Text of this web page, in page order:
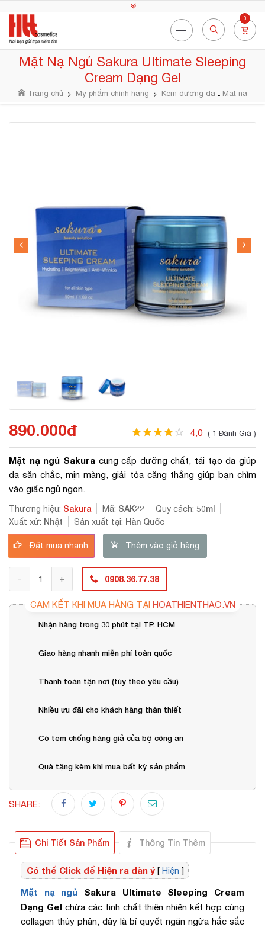
0
Mặt Nạ Ngủ Sakura Ultimate Sleeping
Cream Dạng Gel
Trang chủ Mỹ phẩm chính hãng Kem dưỡng da Mặt nạ
890.000đ 4,0 ( 1 Đánh Giá )
Mặt nạ ngủ Sakuracung cấp dưỡng chất, tái tạo da giúp
da săn chắc, mịn màng, giải tỏa căng thẳng giúp bạn chìm
vào giấc ngủ ngon.
Thương hiệu: Sakura Mã: SAK22 Quy cách: 50ml
Xuất xứ: Nhật Sản xuất tại: Hàn Quốc
Đặt mua nhanh Thêm vào giỏ hàng
0908.36.77.38
CAM KẾT KHI MUA HÀNG TẠI HOATHIENTHAO.VN
Nhận hàng trong 30 phút tại TP. HCM
Giao hàng nhanh miễn phí toàn quốc
Thanh toán tận nơi (tùy theo yêu cầu)
Nhiều ưu đãi cho khách hàng thân thiết
Có tem chống hàng giả của bộ công an
Quà tặng kèm khi mua bất kỳ sản phẩm
SHARE:
Chi Tiết Sản Phẩm Thông Tin Thêm
Có thể Click để Hiện ra dàn ý [ Hiện ]
Mặt nạ ngủ Sakura Ultimate Sleeping Cream
Dạng Gelchứa các tinh chất thiên nhiên kết hợp cùng
collagen thủy phân, đây là bí quyết ngăn ngừa hắc sắc